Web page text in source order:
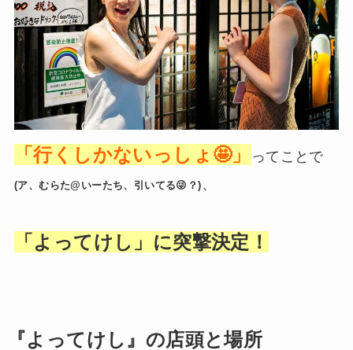
「行くしかないっしょ🤩」 ってことで
(ア、むらた@いーたち、引いてる😜？) 、
「よってけし」に突撃決定！
『よってけし』の店頭と場所